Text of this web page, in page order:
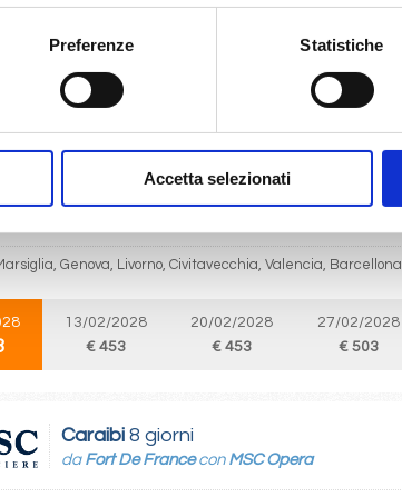
Preferenze Statistiche
Accetta selezionati
12/02/2028
€ 453
26/02/2028
€ 503
Mediterraneo8 giorni
Genova, Livorno, Civitavecchia, Valencia,
13/02/2028
€ 453
20/02/2028
€ 453
27/02/2028
€ 503
Caraibi 8 giorni
da Fort De Francecon MSC Opera